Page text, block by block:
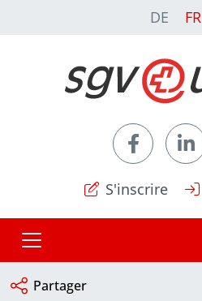
DE FR
S'inscrire
Partager